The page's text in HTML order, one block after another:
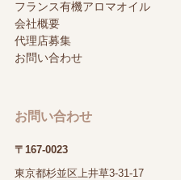
フランス有機アロマオイル
会社概要
代理店募集
お問い合わせ
お問い合わせ
〒167-0023
東京都杉並区上井草3-31-17